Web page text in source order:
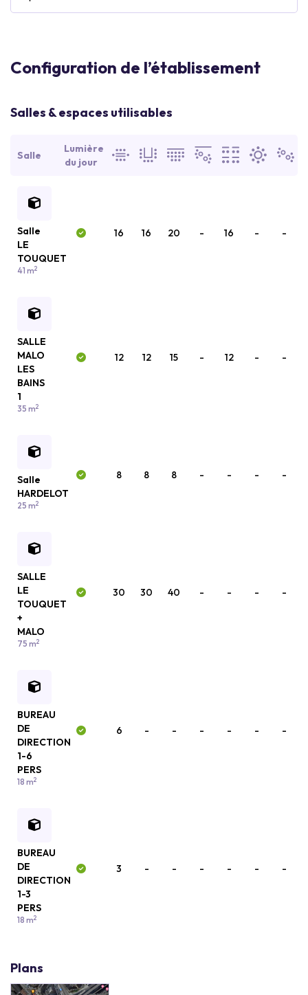
Configuration de l’établissement
Salles & espaces utilisables
Salle
Lumière
du jour
Salle
LE
TOUQUET
41 m2
16 16 20 - 16 - -
SALLE
MALO
LES
BAINS
1
35 m2
12 12 15 - 12 - -
Salle
HARDELOT
25 m2
8 8 8 - - - -
SALLE
LE
TOUQUET
+
MALO
75 m2
30 30 40 - - - -
BUREAU
DE
DIRECTION
1-6
PERS
18 m2
6 - - - - - -
BUREAU
DE
DIRECTION
1-3
PERS
18 m2
3 - - - - - -
Plans